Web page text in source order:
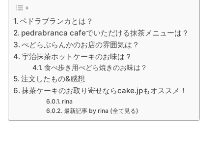
ペドラブランカとは？
pedrabranca cafeでいただける抹茶メニューは？
ぺどらぶらんかのお店の雰囲気は？
宇治抹茶ホットケーキのお味は？
食べ歩き用ぺどら焼きのお味は？
注文したもの&感想
抹茶ケーキのお取り寄せならcake.jpもオススメ！
rina
最新記事 by rina (全て見る)